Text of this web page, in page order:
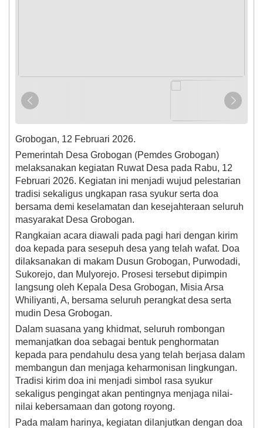
Grobogan, 12 Februari 2026.
Pemerintah Desa Grobogan (Pemdes Grobogan)
melaksanakan kegiatan Ruwat Desa pada Rabu, 12
Februari 2026. Kegiatan ini menjadi wujud pelestarian
tradisi sekaligus ungkapan rasa syukur serta doa
bersama demi keselamatan dan kesejahteraan seluruh
masyarakat Desa Grobogan.
Rangkaian acara diawali pada pagi hari dengan kirim
doa kepada para sesepuh desa yang telah wafat. Doa
dilaksanakan di makam Dusun Grobogan, Purwodadi,
Sukorejo, dan Mulyorejo. Prosesi tersebut dipimpin
langsung oleh Kepala Desa Grobogan, Misia Arsa
Whiliyanti, A, bersama seluruh perangkat desa serta
mudin Desa Grobogan.
Dalam suasana yang khidmat, seluruh rombongan
memanjatkan doa sebagai bentuk penghormatan
kepada para pendahulu desa yang telah berjasa dalam
membangun dan menjaga keharmonisan lingkungan.
Tradisi kirim doa ini menjadi simbol rasa syukur
sekaligus pengingat akan pentingnya menjaga nilai-
nilai kebersamaan dan gotong royong.
Pada malam harinya, kegiatan dilanjutkan dengan doa